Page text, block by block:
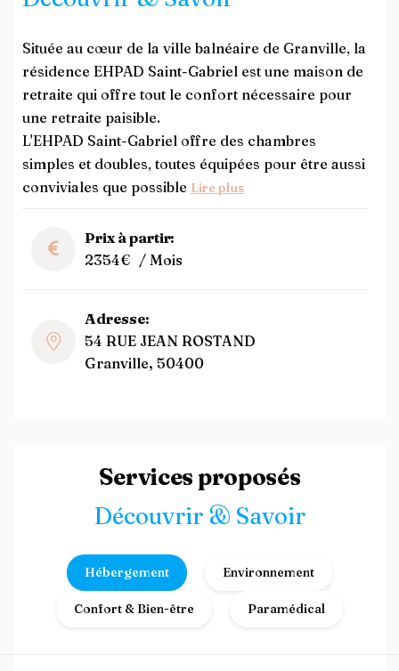
Située au cœur de la ville balnéaire de Granville, la
résidence EHPAD Saint-Gabriel est une maison de
retraite qui offre tout le confort nécessaire pour
une retraite paisible.
L'EHPAD Saint-Gabriel offre des chambres
simples et doubles, toutes équipées pour être aussi
conviviales que possible Lire plus
Prix à partir:
2354€ / Mois
Adresse:
54 RUE JEAN ROSTAND
Granville, 50400
Services proposés
Découvrir & Savoir
Hébergement Environnement
Confort & Bien-être Paramédical